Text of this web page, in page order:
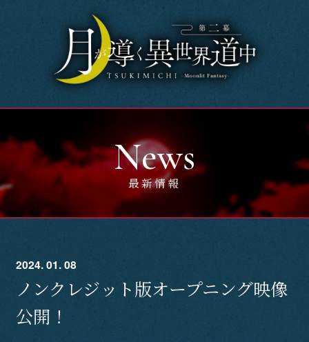
Home
News
Story
Introduction
Music
Staff&Cast
News
最新情報
2024. 01. 08
ノンクレジット版オープニング映像
公開！